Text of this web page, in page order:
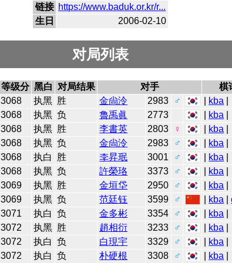
链接 https://www.baduk.or.kr/r...
生日
2006-02-10
对局列表
等级分 黑白 对局结果 对手
棋
3068 执黑 胜 金尙泠 2983 ♂ kba
3068 执黑 负 魯禹眞 2773 kba
3068 执黑 胜 李書英 2803 ♀ kba
3068 执黑 负 金尙泠 2983 ♂ kba
3068 执白 胜 李昇珉 3001 ♂ kba
3068 执黑 负 許榮珞 3373 ♂ kba
3069 执黑 胜 金垣垈 2950 ♂ kba
3069 执黑 负 范廷钰 3599 ♂ kba |
3071 执白 负 金多彬 3354 ♂ kba
3072 执黑 胜 趙相衍 3233 ♂ kba
3072 执白 负 白現宇 3329 ♂ kba
3072 执白 负 朴硬根 3308 ♂ kba